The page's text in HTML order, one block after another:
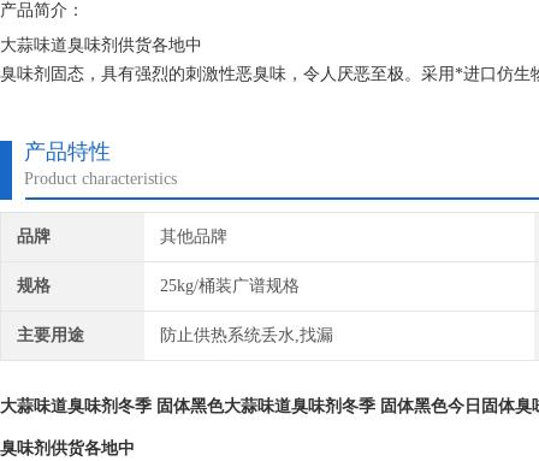
产品简介：
大蒜味道臭味剂供货各地中
臭味剂固态，具有强烈的刺激性恶臭味，令人厌恶至极。采用*进口仿
产品特性
Product characteristics
品牌 其他品牌
规格 25kg/桶装广谱规格
主要用途 防止供热系统丢水,找漏
大蒜味道臭味剂冬季 固体黑色大蒜味道臭味剂冬季 固体黑色今日固体臭
臭味剂供货各地中